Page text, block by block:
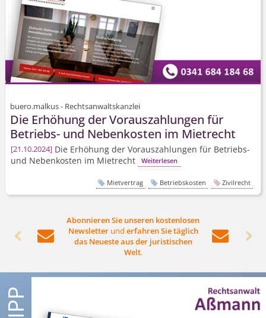
buero.malkus - Rechtsanwaltskanzlei
Die Erhöhung der Vorauszahlungen für
Betriebs- und Nebenkosten im Mietrecht
21.10.2024 Die Erhöhung der Vorauszahlungen für Betriebs-
und Nebenkosten im Mietrecht
Weiterlesen
Mietvertrag Betriebskosten Zivilrecht
 
Abonnieren Sie unseren kostenlosen
Newsletterund erfahren Sie täglich
das Neueste aus der juristischen
Welt.
 